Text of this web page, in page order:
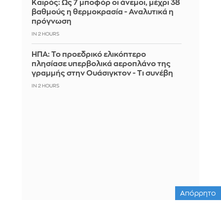
Καιρός: Ως 7 μποφόρ οι άνεμοι, μέχρι 38
βαθμούς η θερμοκρασία - Αναλυτικά η
πρόγνωση
IN 2 HOURS
ΗΠΑ: Το προεδρικό ελικόπτερο
πλησίασε υπερβολικά αεροπλάνο της
γραμμής στην Ουάσιγκτον - Τι συνέβη
IN 2 HOURS
Απόρρητο